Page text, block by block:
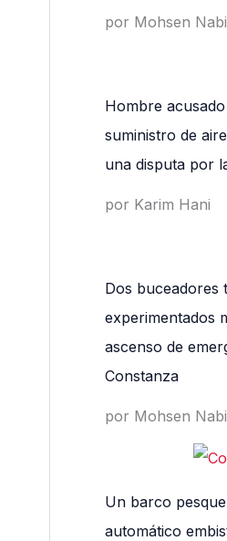
por Mohsen
Hombre
suministro de
una disputa por
por Karim Hani
Dos buceadores
experimentados
ascenso de
Constanza
por Mohsen
Un barco
automático